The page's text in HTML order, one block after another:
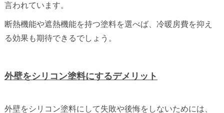
言われています。
断熱機能や遮熱機能を持つ塗料を選べば、冷暖房費を抑え
る効果も期待できるでしょう。
外壁をシリコン塗料にするデメリット
外壁をシリコン塗料にして失敗や後悔をしないためには、